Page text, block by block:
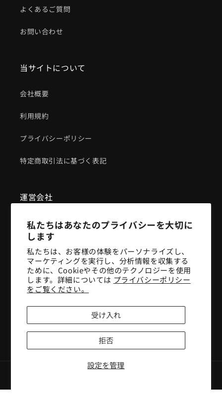
私たちはあなたのプライバシーを大切に
します
私たちは、お客様の体験をパーソナライズし、
マーケティングを実行し、分析情報を収集する
ために、Cookieやその他のテクノロジーを使用
します。詳細については プライバシーポリシー
をご覧ください。
設定を管理
受け入れ
拒否
よくあるご質問
お問い合わせ
当サイトについて
会社概要
利用規約
プライバシーポリシー
特定商取引法に基づく表記
運営会社
株式会社ユハラ
兵庫県尼崎市神崎町1番40号
06-7176-1426
FacebookInstagramYouTube
を受け取る
メール